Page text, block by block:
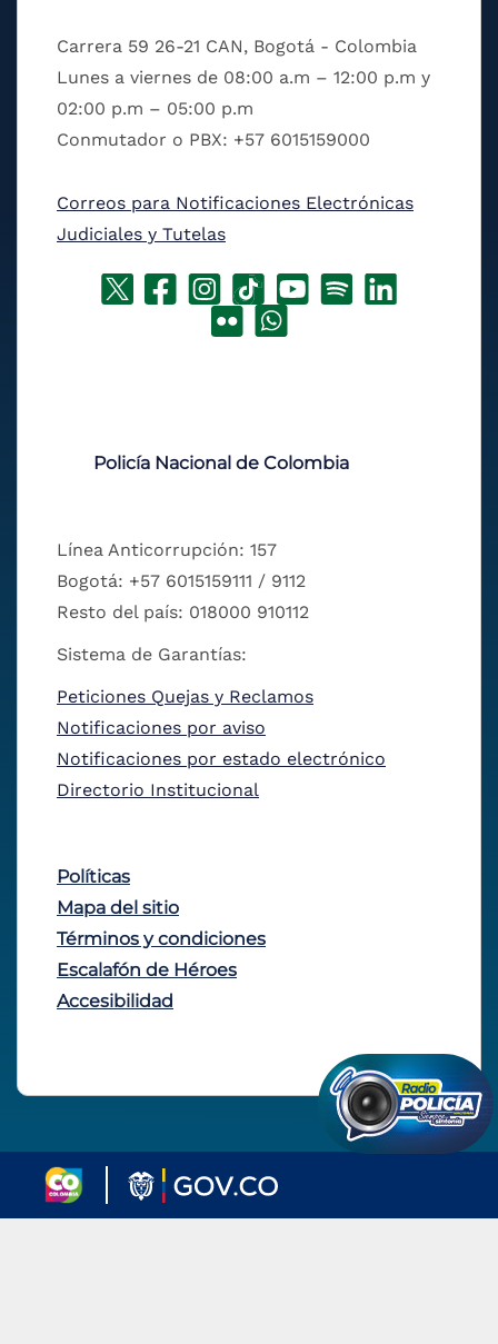
Carrera 59 26-21 CAN, Bogotá - Colombia
Lunes a viernes de 08:00 a.m – 12:00 p.m y
02:00 p.m – 05:00 p.m
Conmutador o PBX: +57 6015159000
Correos para Notificaciones Electrónicas
Judiciales y Tutelas
Policía Nacional de Colombia
Línea Anticorrupción: 157
Bogotá: +57 6015159111 / 9112
Resto del país: 018000 910112
Sistema de Garantías:
Peticiones Quejas y Reclamos
Notificaciones por aviso
Notificaciones por estado electrónico
Directorio Institucional
Políticas
Mapa del sitio
Términos y condiciones
Escalafón de Héroes
Accesibilidad